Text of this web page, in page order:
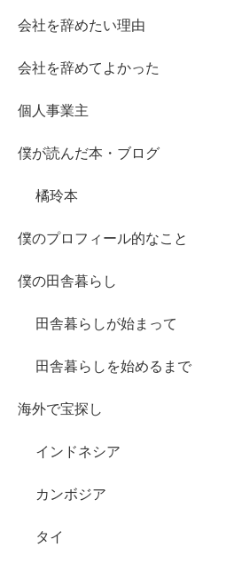
会社を辞めたい理由
会社を辞めてよかった
個人事業主
僕が読んだ本・ブログ
橘玲本
僕のプロフィール的なこと
僕の田舎暮らし
田舎暮らしが始まって
田舎暮らしを始めるまで
海外で宝探し
インドネシア
カンボジア
タイ